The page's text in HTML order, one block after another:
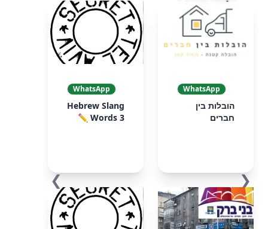
❮
WhatsApp
הובלות בין
חברים
WhatsApp
Hebrew Slang
Words 3 ✏️
❯